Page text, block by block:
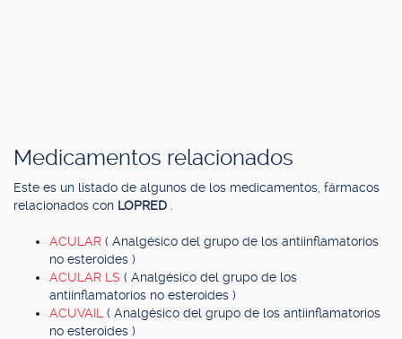
Medicamentos relacionados
Este es un listado de algunos de los medicamentos, fármacos
relacionados con LOPRED
ACULAR ( Analgésico del grupo de los antiinflamatorios
no esteroides )
ACULAR LS ( Analgésico del grupo de los
antiinflamatorios no esteroides )
ACUVAIL ( Analgésico del grupo de los antiinflamatorios
no esteroides )